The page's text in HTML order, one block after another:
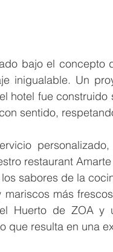
bajo el concepto
inigualable. Un
hotel fue
sentido,
restaurant
sabores de la
más
Huerto de ZOA y
que resulta en una